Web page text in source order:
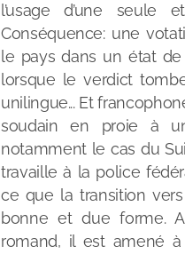
l’usage d’une seule
Conséquence: une
le pays dans un état de
lorsque le verdict
unilingue... Et
soudain en proie à
notamment le cas du
travaille à la police
ce que la transition
bonne et due forme.
romand, il est amené